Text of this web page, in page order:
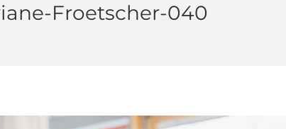
Froetscher-040